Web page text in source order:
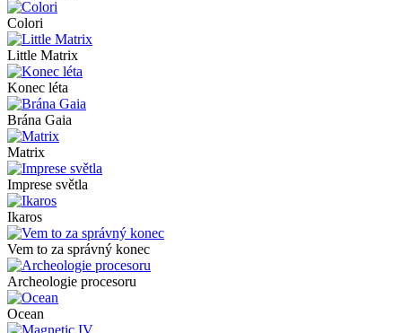
Colori
Little Matrix
Konec léta
Brána Gaia
Matrix
Imprese světla
Ikaros
Vem to za správný konec
Archeologie procesoru
Ocean